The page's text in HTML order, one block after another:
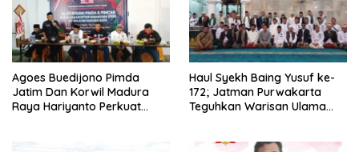
Agoes Buedijono Pimda
Jatim Dan Korwil Madura
Raya Hariyanto Perkuat
Haul Syekh Baing Yusuf ke-
172; Jatman Purwakarta
Teguhkan Warisan Ulama